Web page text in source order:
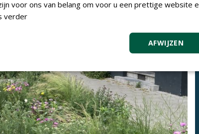
voor ons van belang om voor u een prettige website
verder
AFWIJZEN